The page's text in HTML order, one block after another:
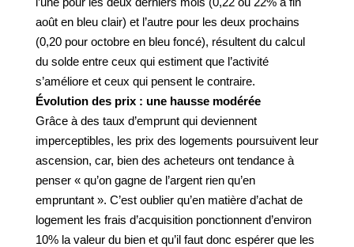
août en bleu clair) et l’autre pour les deux prochains
(0,20 pour octobre en bleu foncé), résultent du calcul
du solde entre ceux qui estiment que l’activité
s’améliore et ceux qui pensent le contraire.
Évolution des prix : une hausse modérée
Grâce à des taux d’emprunt qui deviennent
imperceptibles, les prix des logements poursuivent leur
ascension, car, bien des acheteurs ont tendance à
penser « qu’on gagne de l’argent rien qu’en
empruntant ». C’est oublier qu’en matière d’achat de
logement les frais d’acquisition ponctionnent d’environ
10% la valeur du bien et qu’il faut donc espérer que les